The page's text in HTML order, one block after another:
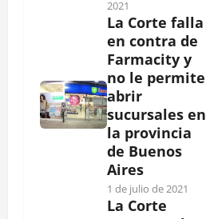
2021
La Corte falla
en contra de
Farmacity y
no le permite
abrir
sucursales en
la provincia
de Buenos
Aires
1 de julio de 2021
La Corte